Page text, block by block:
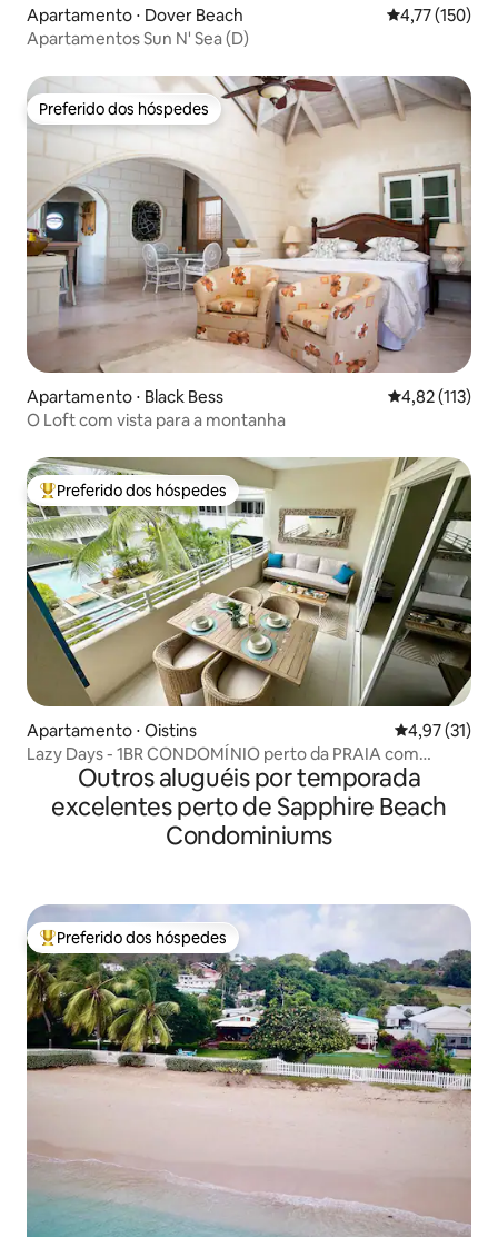
Apartamento ⋅ Dover Beach 4,77 de uma
4,77 (150)
Apartamentos Sun N' Sea (D)
Preferido dos hóspedes
Preferido dos hóspedes
Apartamento ⋅ Black Bess 4,82 de uma
4,82 (113)
O Loft com vista para a montanha
Entre os melhores preferidos dos hóspedes
Preferido dos hóspedes
Apartamento ⋅ Oistins 4,97 de uma
4,97 (31)
Lazy Days - 1BR CONDOMÍNIO perto da PRAIA com
PISCINAOutros aluguéis por temporada
excelentes perto de Sapphire Beach
Condominiums
Entre os melhores preferidos dos hóspedes
Preferido dos hóspedes